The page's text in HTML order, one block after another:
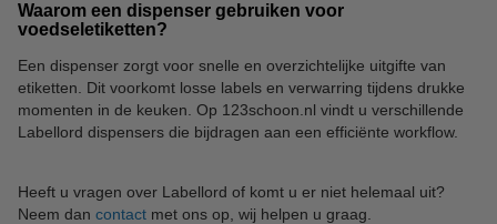
Waarom een dispenser gebruiken voor
voedseletiketten?
Een dispenser zorgt voor snelle en overzichtelijke uitgifte van
etiketten. Dit voorkomt losse labels en verwarring tijdens drukke
momenten in de keuken. Op 123schoon.nl vindt u verschillende
Labellord dispensers die bijdragen aan een efficiënte workflow.
Heeft u vragen over Labellord of komt u er niet helemaal uit?
Neem dan contact met ons op, wij helpen u graag.